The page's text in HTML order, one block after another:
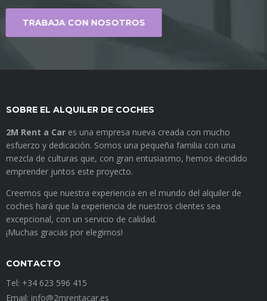
TRABAJA CON NOSOTROS
SOBRE EL ALQUILER DE COCHES
2M Rent a Car es una empresa nueva creada con mucho
esfuerzo y dedicación. Somos una pequeña familia con una
mezcla de culturas que, con gran entusiasmo, hemos decidido
emprender juntos este proyecto.
Creemos que nuestra experiencia en el mundo del alquiler de
coches hará que la experiencia de nuestros clientes sea
excepcional, con un servicio de calidad.
¡Muchas gracias por elegirnos!
CONTACTO
Tel: +34 623 596 415
Email: info@2mrentacar.es